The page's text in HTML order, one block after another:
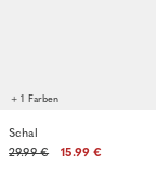
+ 1 Farben
Schal
29.99 €
15.99 €